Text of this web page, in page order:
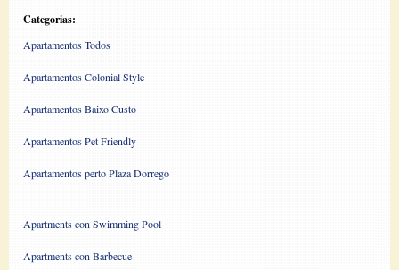
Categorias:
Apartamentos Todos
Apartamentos Colonial Style
Apartamentos Baixo Custo
Apartamentos Pet Friendly
Apartamentos perto Plaza Dorrego
Apartments con Swimming Pool
Apartments con Barbecue